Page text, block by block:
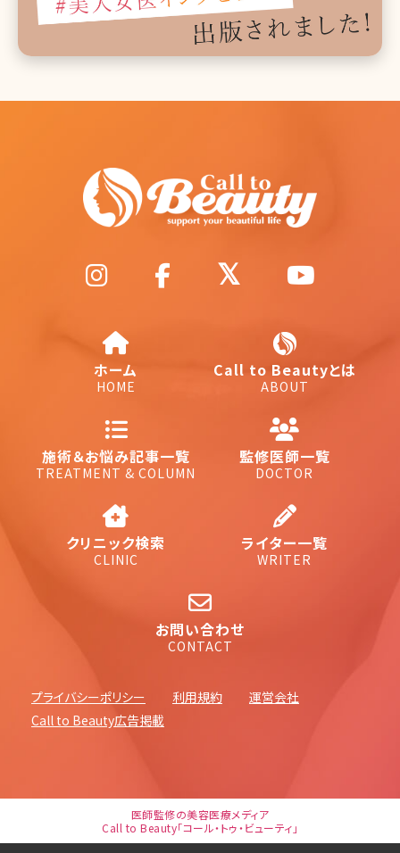
ホーム
HOME
Call to Beautyとは
ABOUT
施術＆お悩み記事一覧
TREATMENT & COLUMN
監修医師一覧
DOCTOR
クリニック検索
CLINIC
ライター一覧
WRITER
お問い合わせ
CONTACT
プライバシーポリシー 利用規約
運営会社
Call to Beauty広告掲載
医師監修の美容医療メディア
Call to Beauty「コール・トゥ・ビューティ」